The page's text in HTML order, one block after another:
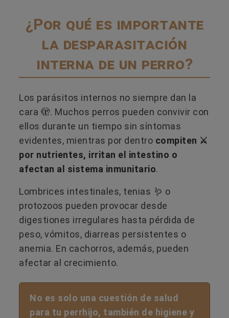
¿Por qué es importante
la desparasitación
interna de un perro?
Los parásitos internos no siempre dan la
cara 🫣. Muchos perros pueden convivir con
ellos durante un tiempo sin síntomas
evidentes, mientras por dentro compiten ⚔️
por nutrientes, irritan el intestino o
afectan al sistema inmunitario.
Lombrices intestinales, tenias 🪱 o
protozoos pueden provocar desde
digestiones irregulares hasta pérdida de
peso, vómitos, diarreas persistentes o
anemia. En cachorros, además, pueden
afectar al crecimiento.
No es solo una cuestión de salud
para tu perrhijo, también de higiene y